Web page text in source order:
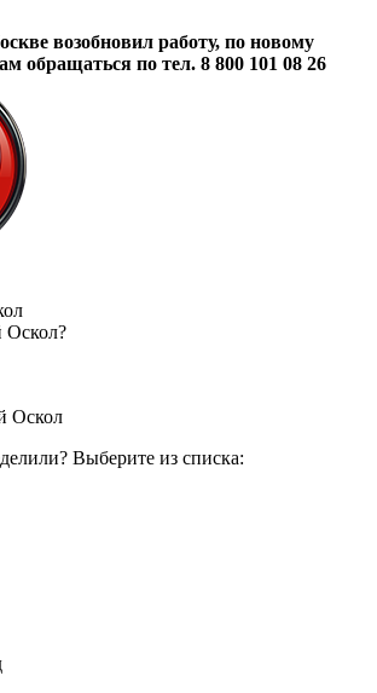
возобновил работу, по новому
обращаться по тел. 8 800 101 08 26
Оскол?
Оскол
Выберите из списка: